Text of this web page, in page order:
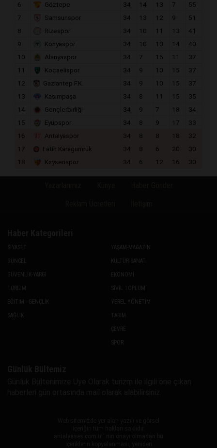
6
Göztepe 34 14 13 7
55
7
Samsunspor 34 13 12 9
51
8
Rizespor 34 10 11 13
41
9
Konyaspor 34 10 10 14
40
10
Alanyaspor 34 7 16 11
37
11
Kocaelispor 34 9 10 15
37
12
Gaziantep F.K. 34 9 10 15
37
13
Kasımpaşa 34 8 11 15
35
14
Gençlerbirliği 34 9 7 18
34
15
Eyüpspor 34 8 9 17
33
16
Antalyaspor 34 8 8 18
32
17
Fatih Karagümrük 34 8 6 20
30
18
Kayserispor 34 6 12 16 30
SİYASET
GÜNCEL
GÜVENLİK-YARGI
TURİZM
EĞİTİM - GENÇLİK
SAĞLIK
YAŞAM-MAGAZİN
KÜLTÜR-SANAT
EKONOMİ
SİVİL TOPLUM
YEREL YÖNETİM
TARIM
ÇEVRE
SPOR